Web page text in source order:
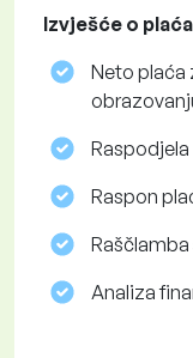
Izvješće o
Neto plaća
Raspon
Analiza